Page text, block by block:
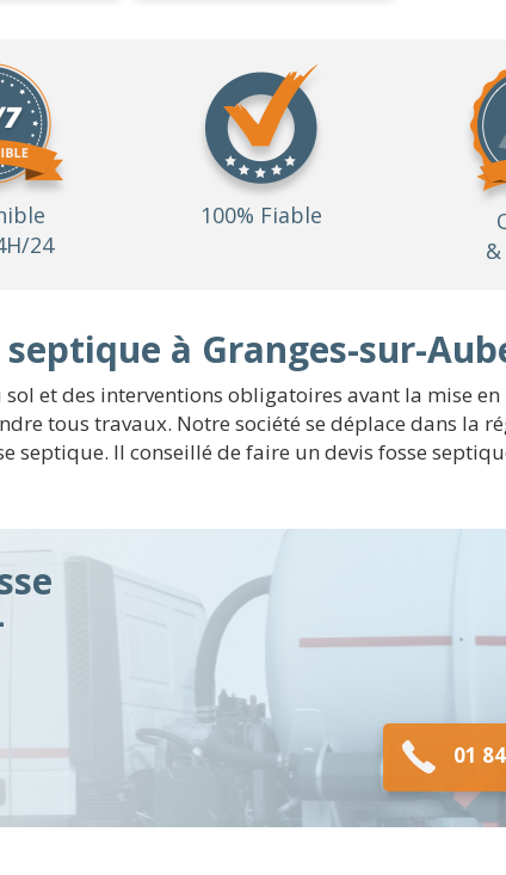
24
100% Fiable
à Granges-sur-
et des interventions obligatoires avant la mise en
tous travaux. Notre société se déplace dans la
septique. Il conseillé de faire un devis fosse
01